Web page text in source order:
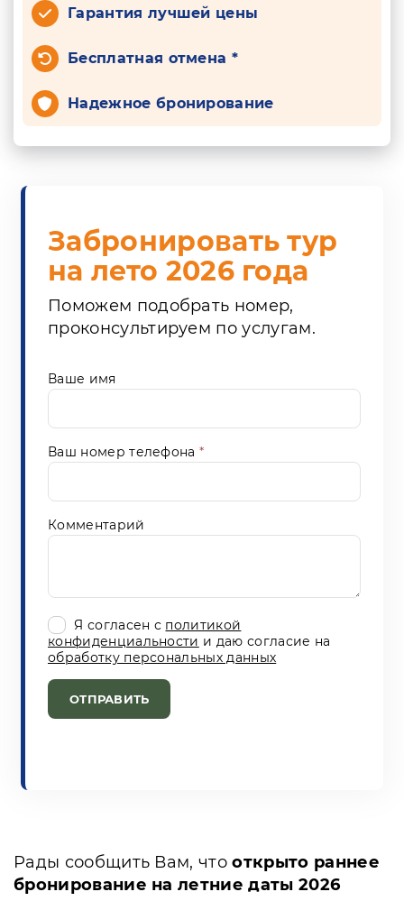
Гарантия лучшей цены
Бесплатная отмена *
Надежное бронирование
Забронировать тур
на лето 2026 года
Поможем подобрать номер,
проконсультируем по услугам.
Ваше имя
Ваш номер телефона*
Комментарий
Я согласен с политикой
конфиденциальности и даю согласие на
обработку персональных данных
ОТПРАВИТЬ
Рады сообщить Вам, чтооткрыто раннее
бронирование на летние даты 2026